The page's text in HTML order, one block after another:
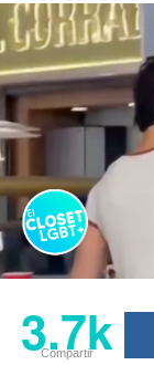
3.7k
Compartir